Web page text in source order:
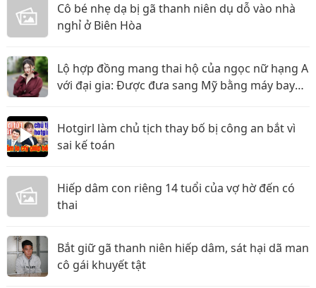
Cô bé nhẹ dạ bị gã thanh niên dụ dỗ vào nhà
nghỉ ở Biên Hòa
Lộ hợp đồng mang thai hộ của ngọc nữ hạng A
với đại gia: Được đưa sang Mỹ bằng máy bay
Hotgirl làm chủ tịch thay bố bị công an bắt vì
sai kế toán
Hiếp dâm con riêng 14 tuổi của vợ hờ đến có
thai
Bắt giữ gã thanh niên hiếp dâm, sát hại dã man
cô gái khuyết tật